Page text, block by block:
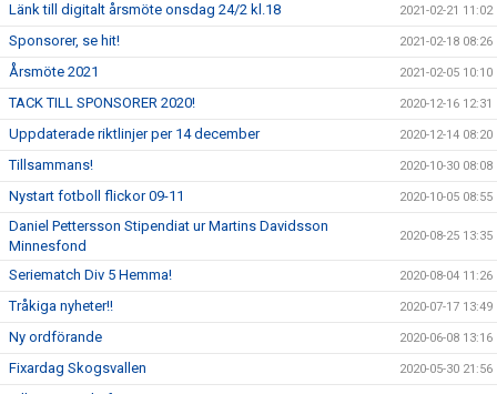
Länk till digitalt årsmöte onsdag 24/2 kl.18 2021-02-21 11:02
Sponsorer, se hit! 2021-02-18 08:26
Årsmöte 2021 2021-02-05 10:10
TACK TILL SPONSORER 2020! 2020-12-16 12:31
Uppdaterade riktlinjer per 14 december 2020-12-14 08:20
Tillsammans! 2020-10-30 08:08
Nystart fotboll flickor 09-11 2020-10-05 08:55
Daniel Pettersson Stipendiat ur Martins Davidsson
Minnesfond
2020-08-25 13:35
Seriematch Div 5 Hemma! 2020-08-04 11:26
Tråkiga nyheter!! 2020-07-17 13:49
Ny ordförande 2020-06-08 13:16
Fixardag Skogsvallen 2020-05-30 21:56